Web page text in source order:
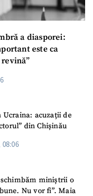
a diasporei:
este ca
Ucraina: acuzații de
din Chișinău
schimbăm miniștrii o
Nu vor fi”. Maia